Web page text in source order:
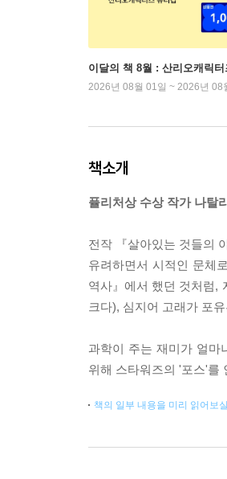
이달의 책 8월 : 산리오캐릭터
2026년 08월 01일 ~ 2026년 08
책소개
퓰리처상 수상 작가 나탈
전작 『살아있는 것들의
유려하면서 시적인 문체
역사』에서 했던 것처럼,
크다), 심지어 고래가 포
과학이 주는 재미가 얼마
위해 스타워즈의 '포스'를
책의 일부 내용을 미리 읽어보